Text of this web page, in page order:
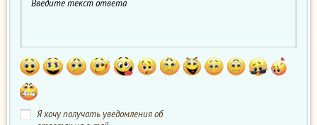
Я хочу получать уведомления об